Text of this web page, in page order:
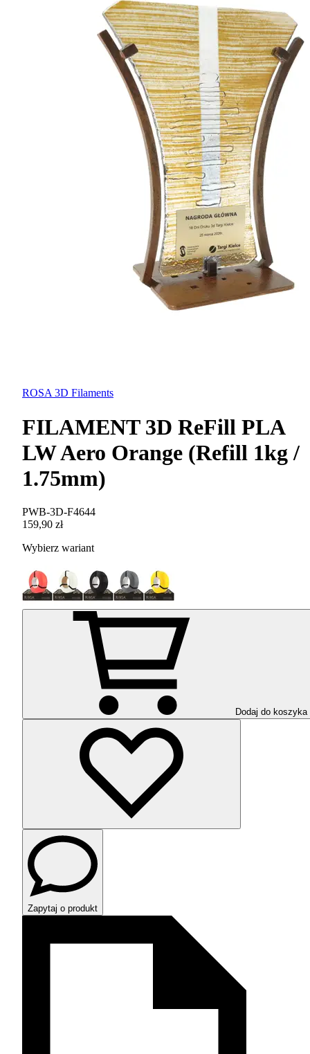
ROSA 3D Filaments
FILAMENT 3D ReFill PLA
LW Aero Orange (Refill 1kg /
1.75mm)
PWB-3D-F4644
159,90 zł
Wybierz wariant
Dodaj do koszyka
Zapytaj o produkt